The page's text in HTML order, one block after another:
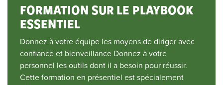
FORMATION SUR LE PLAYBOOK
ESSENTIEL
Donnez à votre équipe les moyens de diriger avec
confiance et bienveillance Donnez à votre
personnel les outils dont il a besoin pour réussir.
Cette formation en présentiel est spécialement